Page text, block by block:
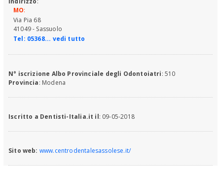
MO:
Via Pia 68
41049 - Sassuolo
Tel: 05368... vedi tutto
N° iscrizione Albo Provinciale degli Odontoiatri: 510
Provincia: Modena
Iscritto a Dentisti-Italia.it il: 09-05-2018
Sito web: www.centrodentalesassolese.it/